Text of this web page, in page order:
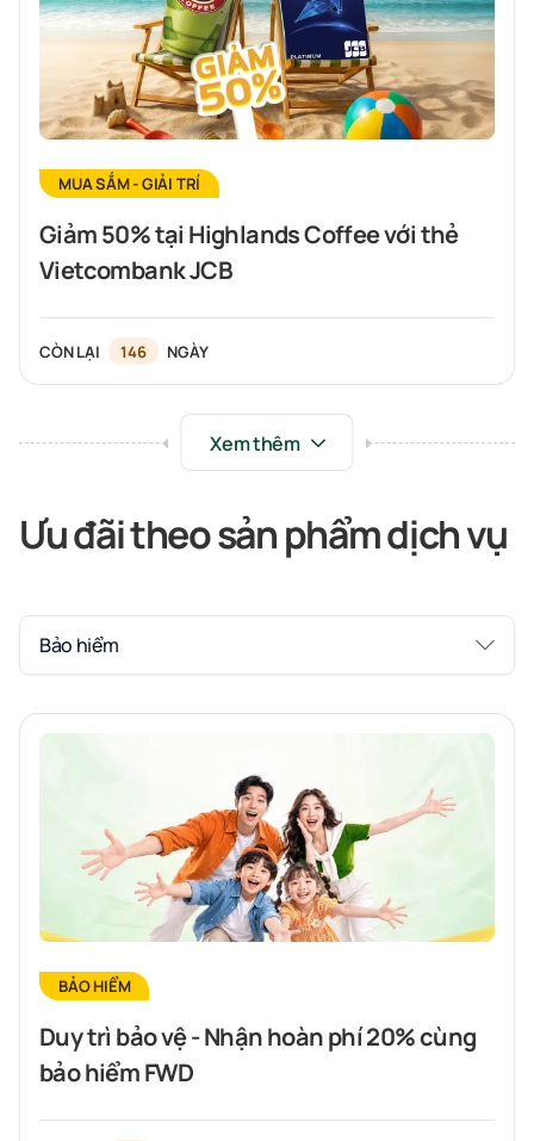
MUA SẮM - GIẢI TRÍ
Giảm 50% tại Highlands Coffee với thẻ
Vietcombank JCB
CÒN LẠI 146 NGÀY
Ưu đãi theo sản phẩm dịch vụ
Bảo hiểm
BẢO HIỂM
Duy trì bảo vệ - Nhận hoàn phí 20% cùng
bảo hiểm FWD